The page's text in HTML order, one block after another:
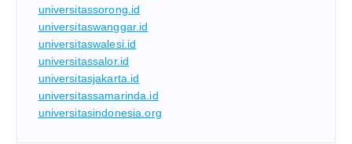
universitassorong.id
universitaswanggar.id
universitaswalesi.id
universitassalor.id
universitasjakarta.id
universitassamarinda.id
universitasindonesia.org